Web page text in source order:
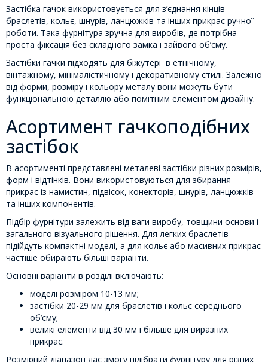
Застібка гачок використовується для з’єднання кінців
браслетів, кольє, шнурів, ланцюжків та інших прикрас ручної
роботи. Така фурнітура зручна для виробів, де потрібна
проста фіксація без складного замка і зайвого об’єму.
Застібки гачки підходять для біжутерії в етнічному,
вінтажному, мінімалістичному і декоративному стилі. Залежно
від форми, розміру і кольору металу вони можуть бути
функціональною деталлю або помітним елементом дизайну.
Асортимент гачкоподібних
застібок
В асортименті представлені металеві застібки різних розмірів,
форм і відтінків. Вони використовуються для збирання
прикрас із намистин, підвісок, конекторів, шнурів, ланцюжків
та інших компонентів.
Підбір фурнітури залежить від ваги виробу, товщини основи і
загального візуального рішення. Для легких браслетів
підійдуть компактні моделі, а для кольє або масивних прикрас
частіше обирають більші варіанти.
Основні варіанти в розділі включають:
моделі розміром 10-13 мм;
застібки 20-29 мм для браслетів і кольє середнього
об’єму;
великі елементи від 30 мм і більше для виразних
прикрас.
Розмірний діапазон дає змогу підібрати фурнітуру для різних